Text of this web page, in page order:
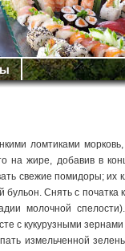
ломтика­ми
на жире, добавив в
свежие помидоры; их
бульон.Снять с початка
молочной
с кукурузными
из­мельченной